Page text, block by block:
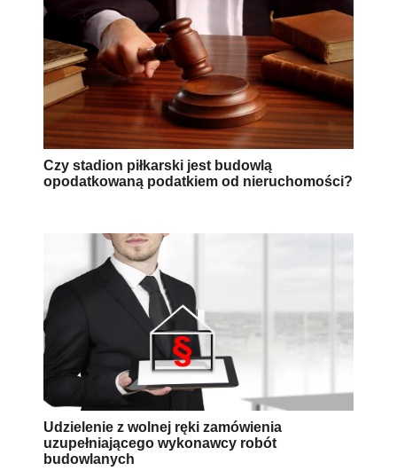
Czy stadion piłkarski jest budowlą
opodatkowaną podatkiem od nieruchomości?
Udzielenie z wolnej ręki zamówienia
uzupełniającego wykonawcy robót
budowlanych